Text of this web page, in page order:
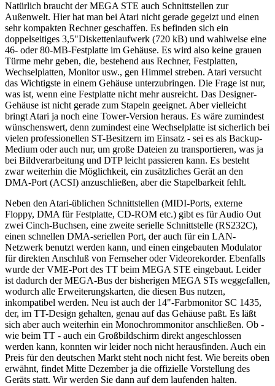
Natürlich braucht der MEGA STE auch Schnittstellen zur
Außenwelt. Hier hat man bei Atari nicht gerade gegeizt und einen
sehr kompakten Rechner geschaffen. Es befinden sich ein
doppelseitiges 3,5"Diskettenlaufwerk (720 kB) und wahlweise eine
46- oder 80-MB-Festplatte im Gehäuse. Es wird also keine grauen
Türme mehr geben, die, bestehend aus Rechner, Festplatten,
Wechselplatten, Monitor usw., gen Himmel streben. Atari versucht
das Wichtigste in einem Gehäuse unterzubringen. Die Frage ist nur,
was ist, wenn eine Festplatte nicht mehr ausreicht. Das Designer-
Gehäuse ist nicht gerade zum Stapeln geeignet. Aber vielleicht
bringt Atari ja noch eine Tower-Version heraus. Es wäre zumindest
wünschenswert, denn zumindest eine Wechselplatte ist sicherlich bei
vielen professionellen ST-Besitzern im Einsatz - sei es als Backup-
Medium oder auch nur, um große Dateien zu transportieren, was ja
bei Bildverarbeitung und DTP leicht passieren kann. Es besteht
zwar weiterhin die Möglichkeit, ein zusätzliches Gerät an den
DMA-Port (ACSI) anzuschließen, aber die Stapelbarkeit fehlt.
Neben den Atari-üblichen Schnittstellen (MIDI-Ports, externe
Floppy, DMA für Festplatte, CD-ROM etc.) gibt es für Audio Out
zwei Cinch-Buchsen, eine zweite serielle Schnittstelle (RS232C),
einen schnellen DMA-seriellen Port, der auch für ein LAN-
Netzwerk benutzt werden kann, und einen eingebauten Modulator
für direkten Anschluß von Fernseher oder Videorekorder. Ebenfalls
wurde der VME-Port des TT beim MEGA STE eingebaut. Leider
ist dadurch der MEGA-Bus der bisherigen MEGA STs weggefallen,
wodurch alle Erweiterungskarten, die diesen Bus nutzen,
inkompatibel werden. Neu ist auch der 14"-Farbmonitor SC 1435,
der, im TT-Design gehalten, genau auf das Gehäuse paßt. Es läßt
sich aber auch weiterhin ein Monochrommonitor anschließen. Ob -
wie beim TT - auch ein Großbildschirm direkt angeschlossen
werden kann, konnten wir leider noch nicht herausfinden. Auch ein
Preis für den deutschen Markt steht noch nicht fest. Wie bereits oben
erwähnt, findet Mitte Dezember ja die offizielle Vorstellung des
Geräts statt. Wir werden Sie dann auf dem laufenden halten.